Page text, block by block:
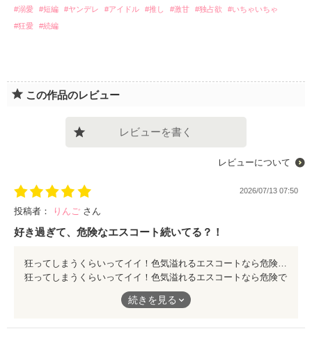
#溺愛 #短編 #ヤンデレ #アイドル #推し #激甘 #独占欲
#いちゃいちゃ
#狂愛
#続編
この作品のレビュー
レビューを書く
レビューについて
2026/07/13 07:50
投稿者： りんご さん
好き過ぎて、危険なエスコート続いてる？！
狂ってしまうくらいってイイ！色気溢れるエスコートなら危険でもイイ！引き込まれる〜😍
狂ってしまうくらいってイイ！色気溢れるエスコートなら危険で
もイイ！引き込まれる〜😍
続きを見る